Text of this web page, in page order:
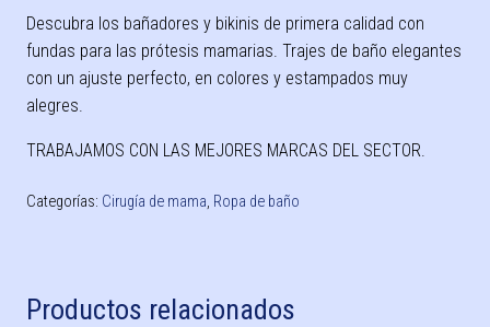
Descubra los bañadores y bikinis de primera calidad con
fundas para las prótesis mamarias. Trajes de baño elegantes
con un ajuste perfecto, en colores y estampados muy
alegres.
TRABAJAMOS CON LAS MEJORES MARCAS DEL SECTOR.
Categorías: Cirugía de mama, Ropa de baño
Productos relacionados